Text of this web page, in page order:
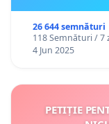
26 644 semnături
118 Semnături / 7
4 Jun 2025
PETIȚIE